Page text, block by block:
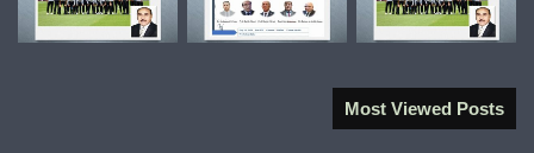
Most Viewed Posts